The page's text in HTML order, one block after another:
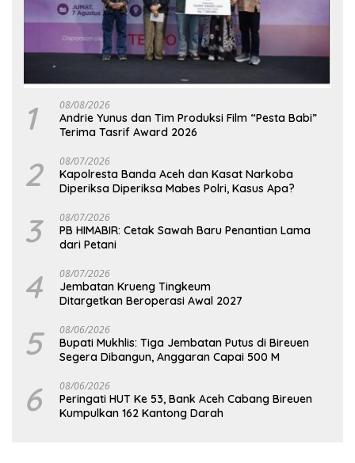
1 08/08/2026
Andrie Yunus dan Tim Produksi Film “Pesta Babi”
Terima Tasrif Award 2026
2 08/07/2026
Kapolresta Banda Aceh dan Kasat Narkoba
Diperiksa Diperiksa Mabes Polri, Kasus Apa?
3 08/07/2026
PB HIMABIR: Cetak Sawah Baru Penantian Lama
dari Petani
4 08/07/2026
Jembatan Krueng Tingkeum
Ditargetkan Beroperasi Awal 2027
5 08/06/2026
Bupati Mukhlis: Tiga Jembatan Putus di Bireuen
Segera Dibangun, Anggaran Capai 500 M
6 08/06/2026
Peringati HUT Ke 53, Bank Aceh Cabang Bireuen
Kumpulkan 162 Kantong Darah